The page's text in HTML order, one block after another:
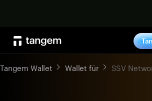
Tangem Wallet Wallet für SSV